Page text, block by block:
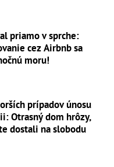
priamo v sprche:
cez Airbnb sa
moru!
prípadov únosu
Otrasný dom hrôzy,
dostali na slobodu